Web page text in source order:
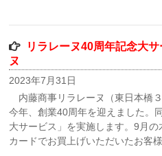
リラレーヌ40周年記念大
ヌ
2023年7月31日
内藤商事リラレーヌ（東日本橋
今年、創業40周年を迎えました。
大サービス」を実施します。9月
カードでお買上げいただいたお客